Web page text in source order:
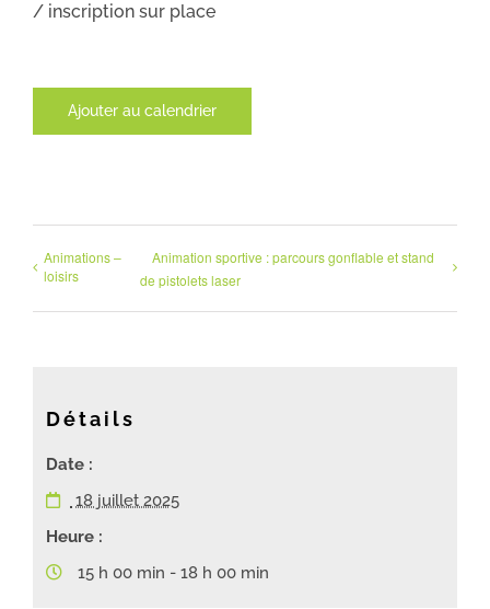
/ inscription sur place
Ajouter au calendrier
Animations –
loisirs
Animation sportive : parcours gonflable et stand
de pistolets laser
Détails
Date :
18 juillet 2025
Heure :
15 h 00 min - 18 h 00 min